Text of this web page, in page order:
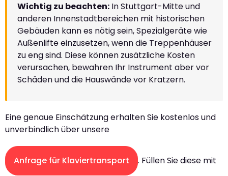
Wichtig zu beachten: In Stuttgart-Mitte und
anderen Innenstadtbereichen mit historischen
Gebäuden kann es nötig sein, Spezialgeräte wie
Außenlifte einzusetzen, wenn die Treppenhäuser
zu eng sind. Diese können zusätzliche Kosten
verursachen, bewahren Ihr Instrument aber vor
Schäden und die Hauswände vor Kratzern.
Eine genaue Einschätzung erhalten Sie kostenlos und
unverbindlich über unsere
Anfrage für Klaviertransport . Füllen Sie diese mit